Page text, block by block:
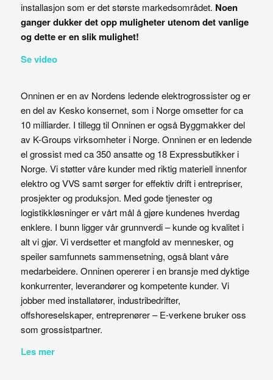
installasjon som er det største markedsområdet. Noen
ganger dukker det opp muligheter utenom det vanlige
og dette er en slik mulighet!
Se video
Onninen er en av Nordens ledende elektrogrossister og er
en del av Kesko konsernet, som i Norge omsetter for ca
10 milliarder. I tillegg til Onninen er også Byggmakker del
av K-Groups virksomheter i Norge. Onninen er en ledende
el grossist med ca 350 ansatte og 18 Expressbutikker i
Norge. Vi støtter våre kunder med riktig materiell innenfor
elektro og VVS samt sørger for effektiv drift i entrepriser,
prosjekter og produksjon. Med gode tjenester og
logistikkløsninger er vårt mål å gjøre kundenes hverdag
enklere. I bunn ligger vår grunnverdi – kunde og kvalitet i
alt vi gjør. Vi verdsetter et mangfold av mennesker, og
speiler samfunnets sammensetning, også blant våre
medarbeidere. Onninen opererer i en bransje med dyktige
konkurrenter, leverandører og kompetente kunder. Vi
jobber med installatører, industribedrifter,
offshoreselskaper, entreprenører – E-verkene bruker oss
som grossistpartner.
Les mer